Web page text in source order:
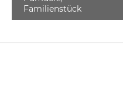
Familienstück